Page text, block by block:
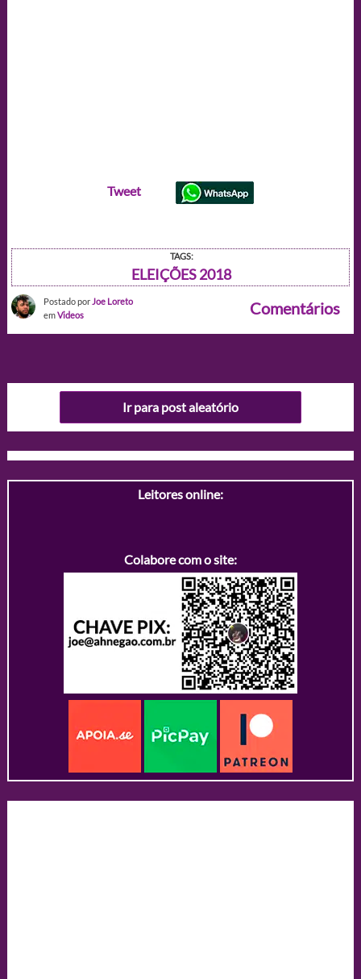
Tweet
TAGS:
ELEIÇÕES 2018
Postado por Joe Loreto
emVideos Comentários
Ir para post aleatório
Leitores online:
Colabore com o site: